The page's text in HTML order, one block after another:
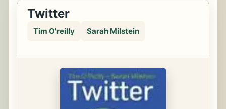
Twitter
Tim O'reilly Sarah Milstein